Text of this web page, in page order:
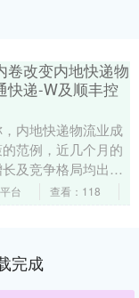
卷改变内地快递物
快递-W及顺丰控
内地快递物流业成
范例，近几个月的
及竞争格局均出现
格及包裹量趋势亦
台 查看：118
完成